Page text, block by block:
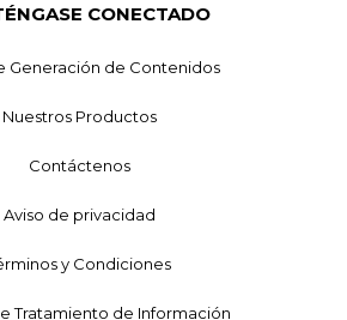
CONECTADO
Generación de Contenidos
Nuestros Productos
Contáctenos
Aviso de privacidad
y Condiciones
Tratamiento de Información